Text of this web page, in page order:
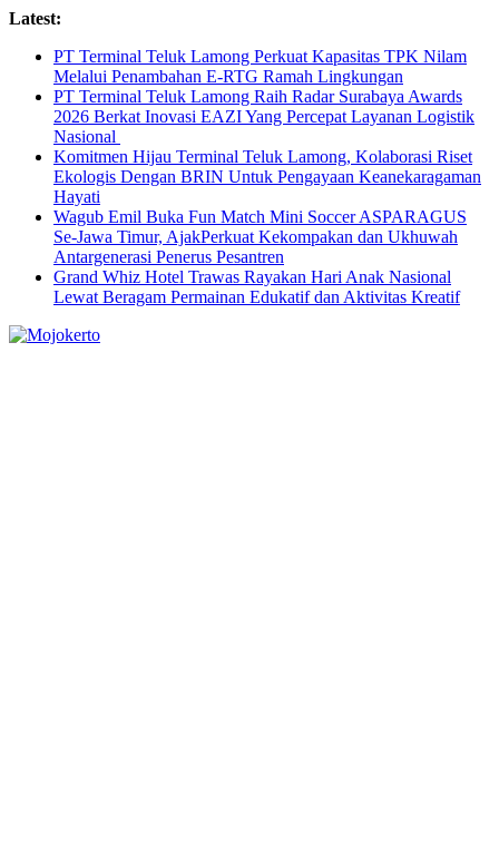
Skip
content
Latest:
PT Terminal Teluk Lamong Perkuat Kapasitas TPK Nilam
Melalui Penambahan E-RTG Ramah Lingkungan
PT Terminal Teluk Lamong Raih Radar Surabaya Awards
2026 Berkat Inovasi EAZI Yang Percepat Layanan Logistik
Nasional
Komitmen Hijau Terminal Teluk Lamong, Kolaborasi Riset
Ekologis Dengan BRIN Untuk Pengayaan Keanekaragaman
Hayati
Wagub Emil Buka Fun Match Mini Soccer ASPARAGUS
Se-Jawa Timur, AjakPerkuat Kekompakan dan Ukhuwah
Antargenerasi Penerus Pesantren
Grand Whiz Hotel Trawas Rayakan Hari Anak Nasional
Lewat Beragam Permainan Edukatif dan Aktivitas Kreatif